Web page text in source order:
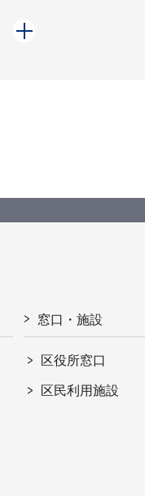
窓口・施設
区役所窓口
区民利用施設